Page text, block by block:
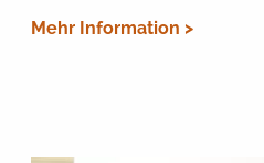
Mehr Information >